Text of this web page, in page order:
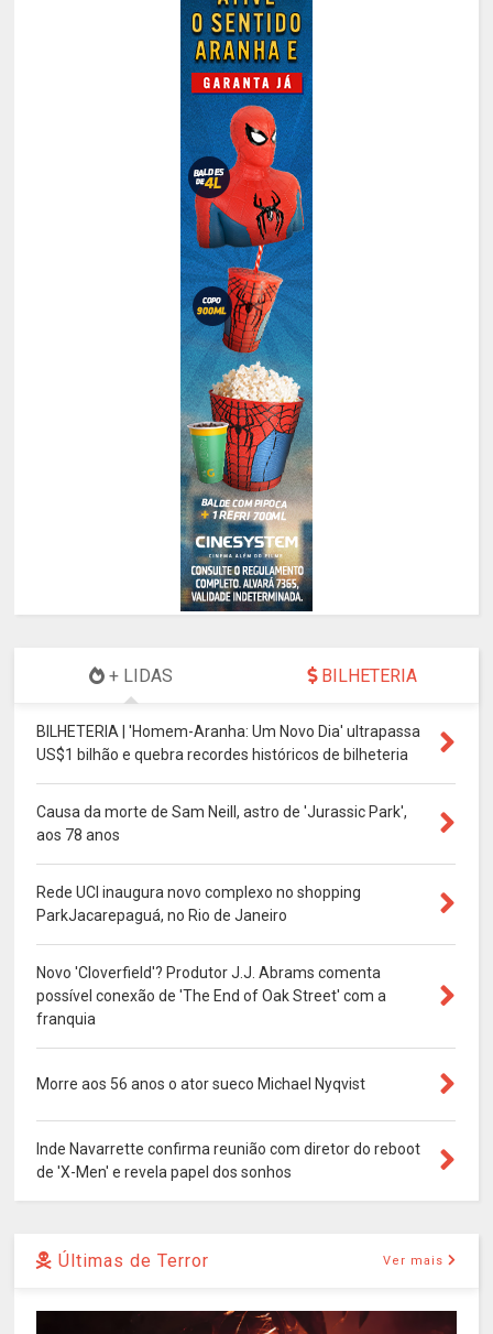
+ LIDAS BILHETERIA
BILHETERIA | 'Homem-Aranha: Um Novo Dia' ultrapassa
US$1 bilhão e quebra recordes históricos de bilheteria
Causa da morte de Sam Neill, astro de 'Jurassic Park',
aos 78 anos
Rede UCI inaugura novo complexo no shopping
ParkJacarepaguá, no Rio de Janeiro
Novo 'Cloverfield'? Produtor J.J. Abrams comenta
possível conexão de 'The End of Oak Street' com a
franquia
Morre aos 56 anos o ator sueco Michael Nyqvist
Inde Navarrette confirma reunião com diretor do reboot
de 'X-Men' e revela papel dos sonhos
Últimas de Terror Ver mais